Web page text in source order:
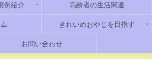
例紹介 高齢者の生活関連
きれいめおやじを目指す
お問い合わせ